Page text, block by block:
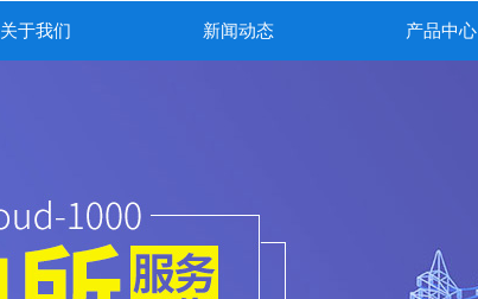
关于我们 新闻动态 产品中心